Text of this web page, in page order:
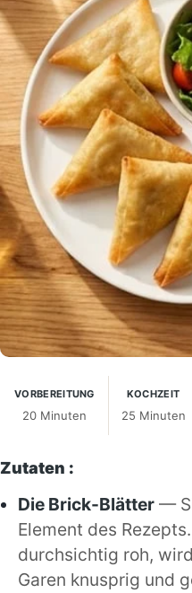
VORBEREITUNG
20 Minuten
KOCHZEIT
25 Minuten
Zutaten :
Die Brick-Blätter —
Element des
durchsichtig roh,
Garen knusprig und